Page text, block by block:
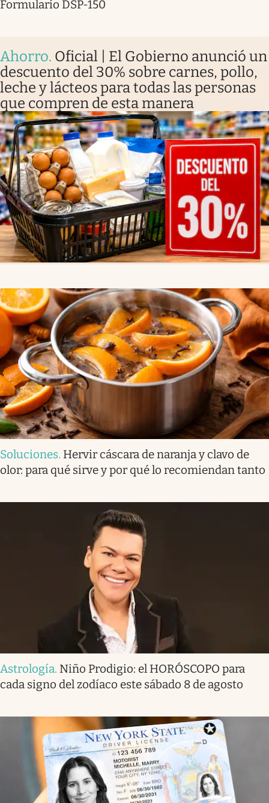
Formulario DSP-150
Ahorro. Oficial | El Gobierno anunció un
descuento del 30% sobre carnes, pollo,
leche y lácteos para todas las personas
que compren de esta manera
Soluciones. Hervir cáscara de naranja y clavo de
olor: para qué sirve y por qué lo recomiendan tanto
Astrología. Niño Prodigio: el HORÓSCOPO para
cada signo del zodíaco este sábado 8 de agosto